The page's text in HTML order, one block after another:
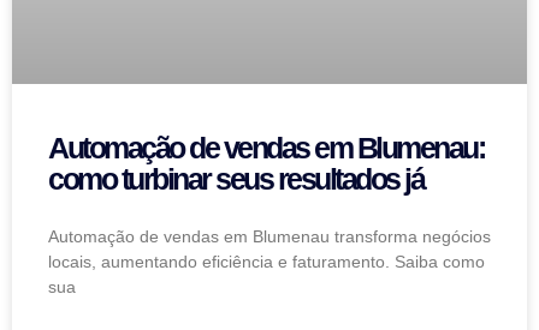
Automação de vendas em Blumenau:
como turbinar seus resultados já
Automação de vendas em Blumenau transforma negócios
locais, aumentando eficiência e faturamento. Saiba como
sua